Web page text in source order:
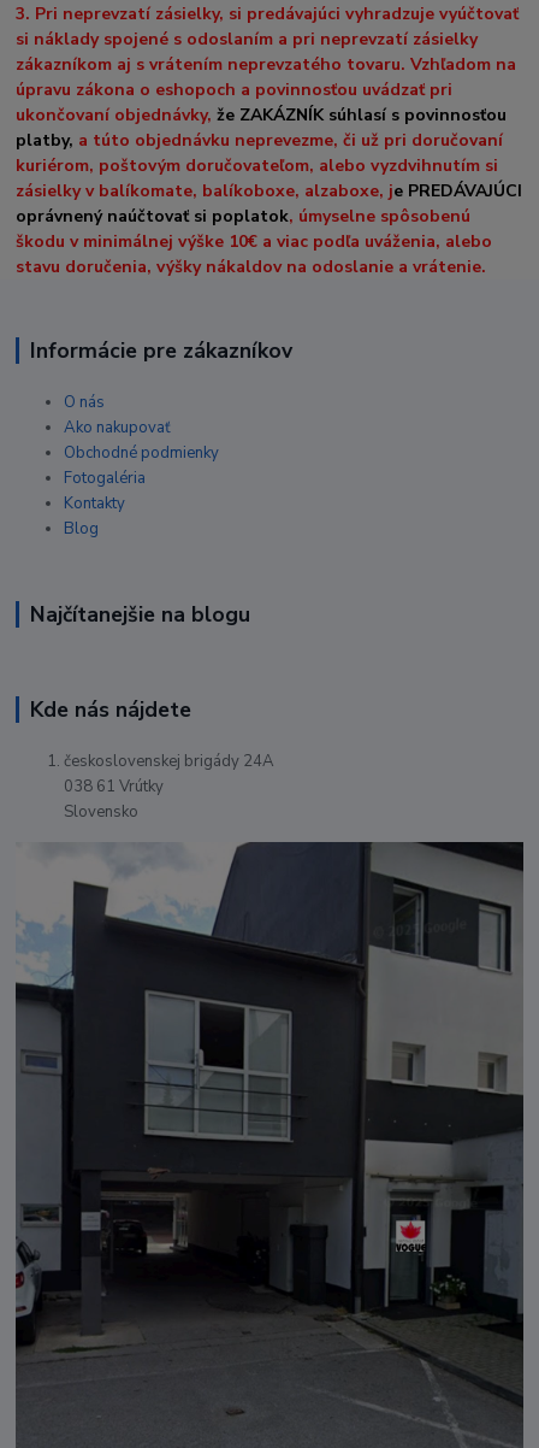
3. Pri neprevzatí zásielky, si predávajúci vyhradzuje vyúčtovať
si náklady spojené s odoslaním a pri neprevzatí zásielky
zákazníkom aj s vrátením neprevzatého tovaru. Vzhľadom na
úpravu zákona o eshopoch a povinnosťou uvádzať pri
ukončovaní objednávky,že ZAKÁZNÍK súhlasí s povinnosťou
platby, a túto objednávku neprevezme, či už pri doručovaní
kuriérom, poštovým doručovateľom, alebo vyzdvihnutím si
zásielky v balíkomate, balíkoboxe, alzaboxe, je PREDÁVAJÚCI
oprávnený naúčtovať si poplatok, úmyselne spôsobenú
škodu v minimálnej výške 10€ a viac podľa uváženia, alebo
stavu doručenia, výšky nákaldov na odoslanie a vrátenie.
Informácie pre zákazníkov
O nás
Ako nakupovať
Obchodné podmienky
Fotogaléria
Kontakty
Blog
Najčítanejšie na blogu
Kde nás nájdete
československej brigády 24A
038 61 Vrútky
Slovensko